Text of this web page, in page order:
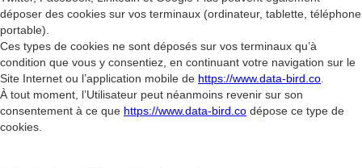
déposer des cookies sur vos terminaux (ordinateur, tablette, téléphone
portable).
Ces types de cookies ne sont déposés sur vos terminaux qu’à
condition que vous y consentiez, en continuant votre navigation sur le
Site Internet ou l’application mobile de https://www.data-bird.co
À tout moment, l’Utilisateur peut néanmoins revenir sur son
consentement à ce que https://www.data-bird.co dépose ce type de
cookies.